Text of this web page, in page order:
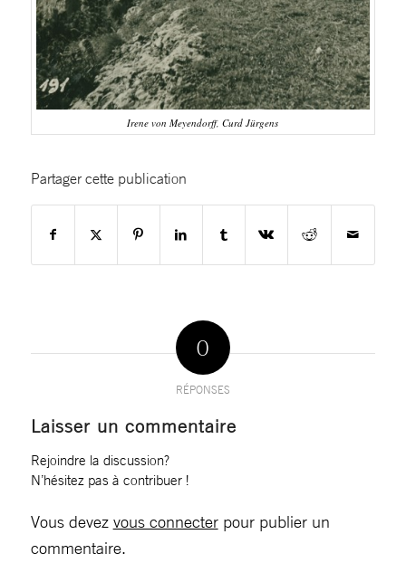
Irene von Meyendorff, Curd Jürgens
Partager cette publication
0
RÉPONSES
Laisser un commentaire
Rejoindre la discussion?
N’hésitez pas à contribuer !
Vous devez vous connecterpour publier un
commentaire.